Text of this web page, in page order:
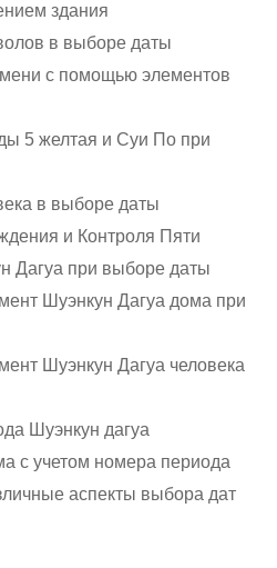
здания
в выборе даты
с помощью элементов
5 желтая и Суи По при
в выборе даты
и Контроля Пяти
Дагуа при выборе даты
Шуэнкун Дагуа дома при
Шуэнкун Дагуа человека
Шуэнкун дагуа
с учетом номера периода
аспекты выбора дат